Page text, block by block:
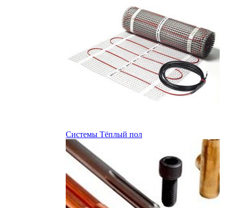
Системы Тёплый пол